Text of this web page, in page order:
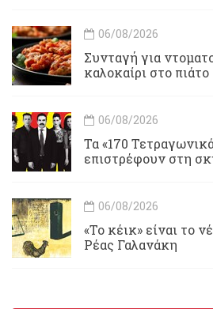
06/08/2026
Συνταγή για
καλοκαίρι στο πιάτο
06/08/2026
Τα «170
επιστρέφουν στη
06/08/2026
«Το κέικ» είναι το
Ρέας Γαλανάκη